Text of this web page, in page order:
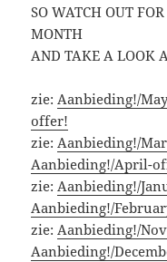
SO WATCH OUT
MONTH
AND TAKE A LOOK
zie: Aanbieding!/
offer!
zie: Aanbieding!/
Aanbieding!/April-
zie: Aanbieding!/
Aanbieding!/
zie: Aanbieding!/
Aanbieding!/